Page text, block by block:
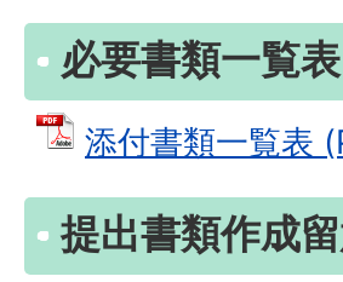
必要書類一覧表
添付書類一覧表
提出書類作成